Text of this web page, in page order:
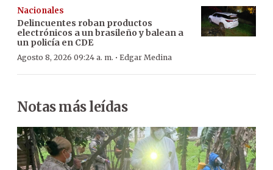
Nacionales
Delincuentes roban productos
electrónicos a un brasileño y balean a
un policía en CDE
Agosto 8, 2026 09:24 a. m. · Edgar Medina
Notas más leídas